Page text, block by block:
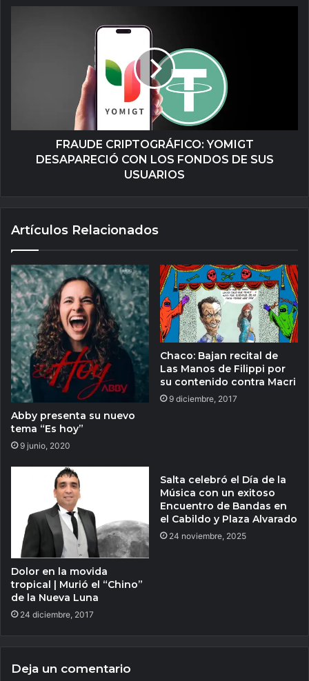
FRAUDE CRIPTOGRÁFICO: YOMIGT
DESAPARECIÓ CON LOS FONDOS DE SUS
USUARIOS
Artículos Relacionados
Abby presenta su nuevo
tema “Es hoy”
9 junio, 2020
Chaco: Bajan recital de
Las Manos de Filippi por
su contenido contra Macri
9 diciembre, 2017
Dolor en la movida
tropical | Murió el “Chino”
de la Nueva Luna
24 diciembre, 2017
Salta celebró el Día de la
Música con un exitoso
Encuentro de Bandas en
el Cabildo y Plaza Alvarado
24 noviembre, 2025
Deja un comentario